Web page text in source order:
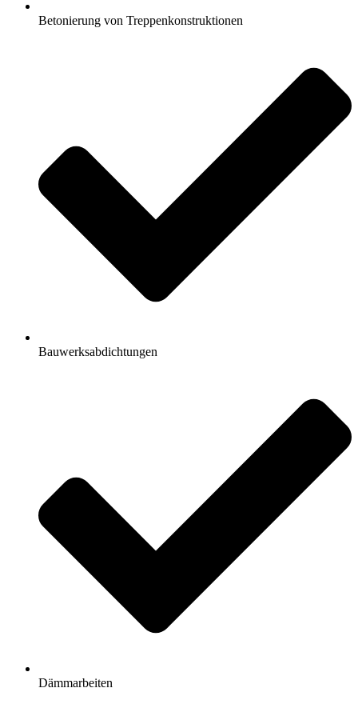
Betonierung von Treppenkonstruktionen
Bauwerksabdichtungen
Dämmarbeiten